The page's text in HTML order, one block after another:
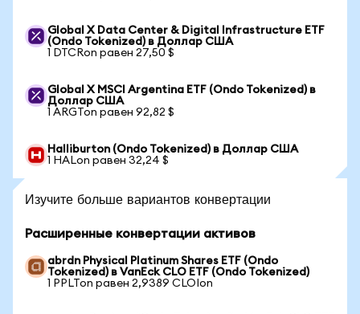
Global X Data Center & Digital Infrastructure ETF
(Ondo Tokenized) в Доллар США
1 DTCRon равен 27,50 $
Global X MSCI Argentina ETF (Ondo Tokenized) в
Доллар США
1 ARGTon равен 92,82 $
Halliburton (Ondo Tokenized) в Доллар США
1 HALon равен 32,24 $
Изучите больше вариантов конвертации
Расширенные конвертации активов
abrdn Physical Platinum Shares ETF (Ondo
Tokenized) в VanEck CLO ETF (Ondo Tokenized)
1 PPLTon равен 2,9389 CLOIon